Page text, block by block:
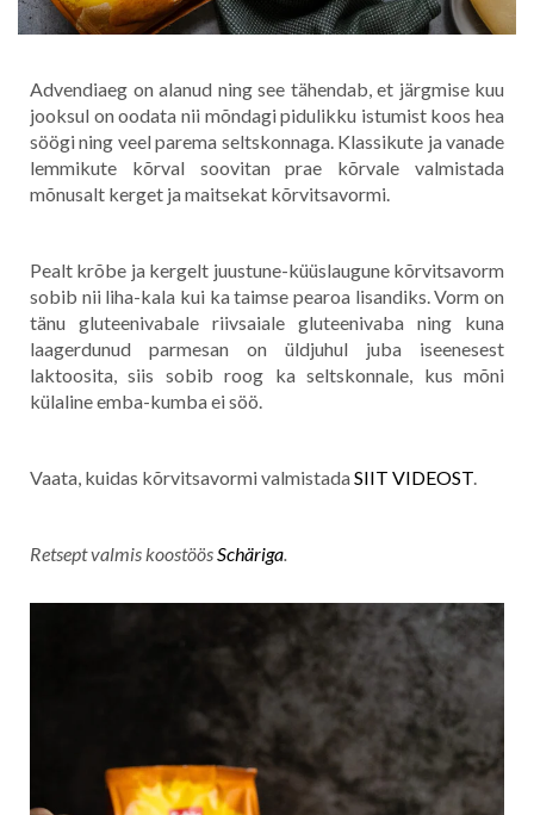
Advendiaeg on alanud ning see tähendab, et järgmise kuu
jooksul on oodata nii mõndagi pidulikku istumist koos hea
söögi ning veel parema seltskonnaga. Klassikute ja vanade
lemmikute kõrval soovitan prae kõrvale valmistada
mõnusalt kerget ja maitsekat kõrvitsavormi.
Pealt krõbe ja kergelt juustune-küüslaugune kõrvitsavorm
sobib nii liha-kala kui ka taimse pearoa lisandiks. Vorm on
tänu gluteenivabale riivsaiale gluteenivaba ning kuna
laagerdunud parmesan on üldjuhul juba iseenesest
laktoosita, siis sobib roog ka seltskonnale, kus mõni
külaline emba-kumba ei söö.
Vaata, kuidas kõrvitsavormi valmistadaSIIT VIDEOST
Retsept valmis koostöös Schäriga